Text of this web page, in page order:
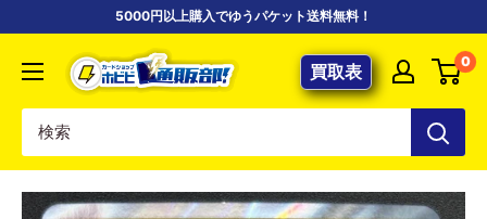
5000円以上購入でゆうパケット送料無料！
【ポ
ケ
専
門
店】
買取表 0